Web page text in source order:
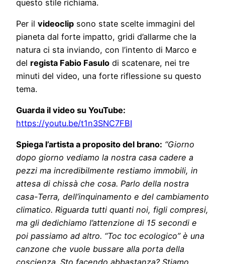
questo stile richiama.
Per il videoclip sono state scelte immagini del
pianeta dal forte impatto, gridi d’allarme che la
natura ci sta inviando, con l’intento di Marco e
del regista Fabio Fasulo di scatenare, nei tre
minuti del video, una forte riflessione su questo
tema.
Guarda il video su YouTube:
https://youtu.be/t1n3SNC7FBI
Spiega l’artista a proposito del brano: “Giorno
dopo giorno vediamo la nostra casa cadere a
pezzi ma incredibilmente restiamo immobili, in
attesa di chissà che cosa. Parlo della nostra
casa-Terra, dell’inquinamento e del cambiamento
climatico. Riguarda tutti quanti noi, figli compresi,
ma gli dedichiamo l’attenzione di 15 secondi e
poi passiamo ad altro. “Toc toc ecologico” è una
canzone che vuole bussare alla porta della